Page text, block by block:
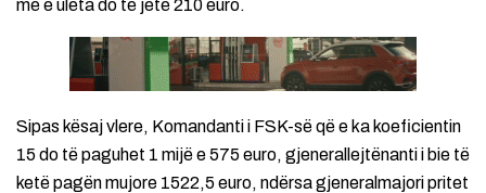
më e ulëta do të jetë 210 euro.
Sipas kësaj vlere, Komandanti i FSK-së që e ka koeficientin
15 do të paguhet 1 mijë e 575 euro, gjenerallejtënanti i bie të
ketë pagën mujore 1522,5 euro, ndërsa gjeneralmajori pritet